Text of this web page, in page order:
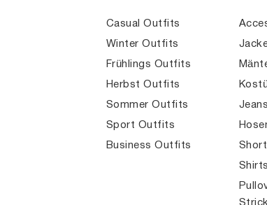
Casual Outfits
Winter Outfits
Frühlings Outfits
Herbst Outfits
Sommer Outfits
Sport Outfits
Business Outfits
Jeans